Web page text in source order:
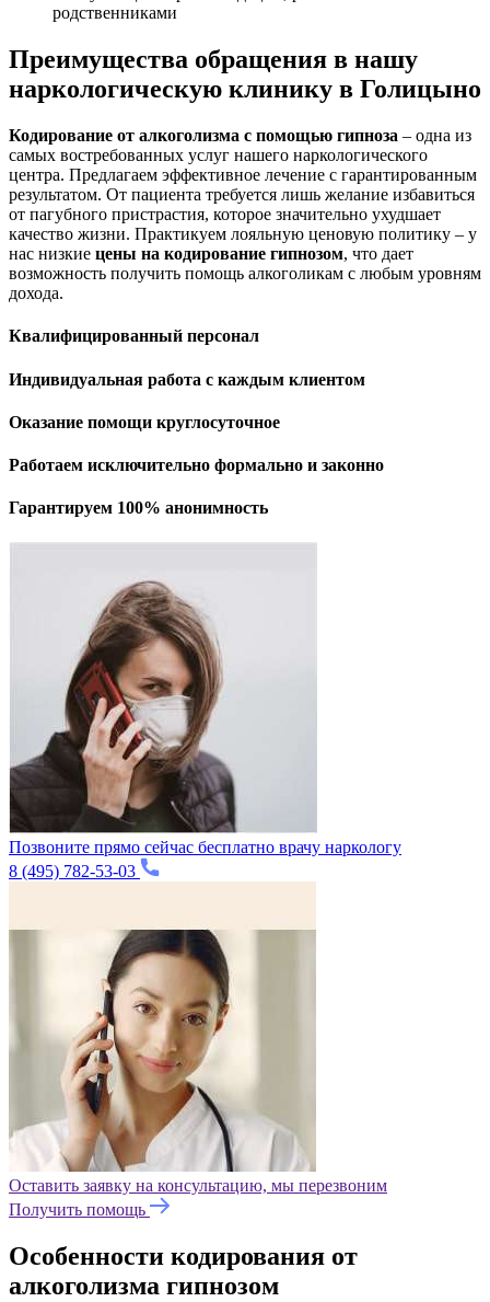
родственниками
Преимущества обращения в нашу
наркологическую клинику в Голицыно
Кодирование от алкоголизма с помощью гипноза – одна из
самых востребованных услуг нашего наркологического
центра. Предлагаем эффективное лечение с гарантированным
результатом. От пациента требуется лишь желание избавиться
от пагубного пристрастия, которое значительно ухудшает
качество жизни. Практикуем лояльную ценовую политику – у
нас низкие цены на кодирование гипнозом, что дает
возможность получить помощь алкоголикам с любым уровням
дохода.
Квалифицированный персонал
Индивидуальная работа с каждым клиентом
Оказание помощи круглосуточное
Работаем исключительно формально и законно
Гарантируем 100% анонимность
Позвоните прямо сейчас бесплатно врачу наркологу
8 (495) 782-53-03
Оставить заявку на консультацию, мы перезвоним
Получить помощь
Особенности кодирования от
алкоголизма гипнозом